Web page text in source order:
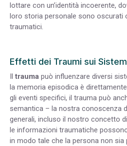
lottare con un’identità incoerente,
loro storia personale sono oscurati
traumatici.
Effetti dei Traumi sui
Il trauma può influenzare diversi
la memoria episodica è
gli eventi specifici, il trauma può
semantica – la nostra conoscenza
generali, incluso il nostro concetto
le informazioni traumatiche
in modo tale che la persona non sia